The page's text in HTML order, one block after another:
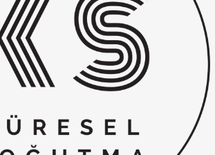
Elektrikli Süpürge
Fan
Fırın, Ocak ve Aspiratör
Klima